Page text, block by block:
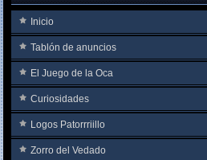
Inicio
Tablón de anuncios
El Juego de la Oca
Curiosidades
Logos Patorrriillo
Zorro del Vedado